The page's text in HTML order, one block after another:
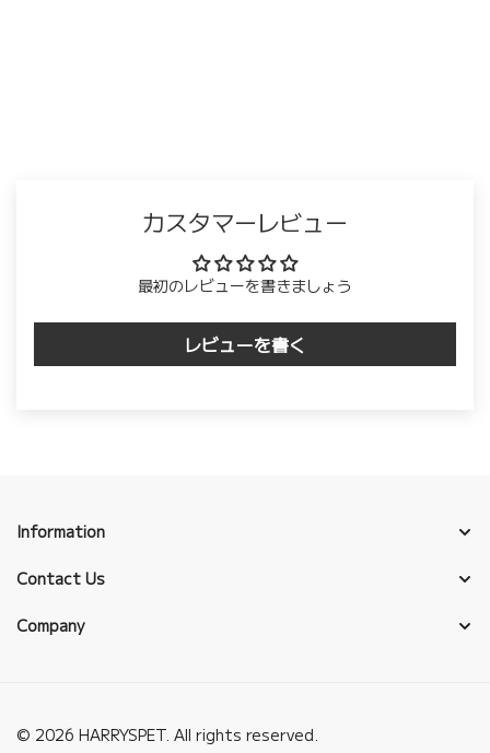
カスタマーレビュー
最初のレビューを書きましょう
レビューを書く
Information
Contact Us
Company
© 2026 HARRYSPET. All rights reserved.